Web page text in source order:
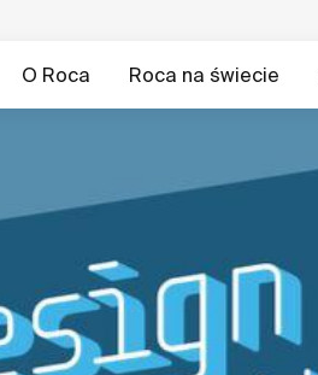
O Roca Roca na świecie